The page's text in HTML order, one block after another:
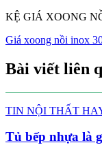
KỆ GIÁ XOONG
Giá xoong nồi inox
Bài viết liên
TIN NỘI THẤT
Tủ bếp nhựa là